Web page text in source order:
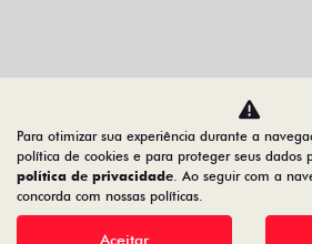
Desacelere. Seu bem
Para otimizar sua experiência durante a
política de cookies e para proteger seus dados
política de privacidade. Ao seguir com a
concorda com nossas políticas.
Aceitar